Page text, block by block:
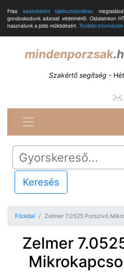
Friss adatvédelmi tájékoztatónkban
gondoskodunk adataid védelméről. Oldalainkon
használunk a jobb működésért. További információk
mindenporzsak
Szakértő segítség -
Keresés
Főoldal Zelmer 7.0525 Porszivó
Zelmer